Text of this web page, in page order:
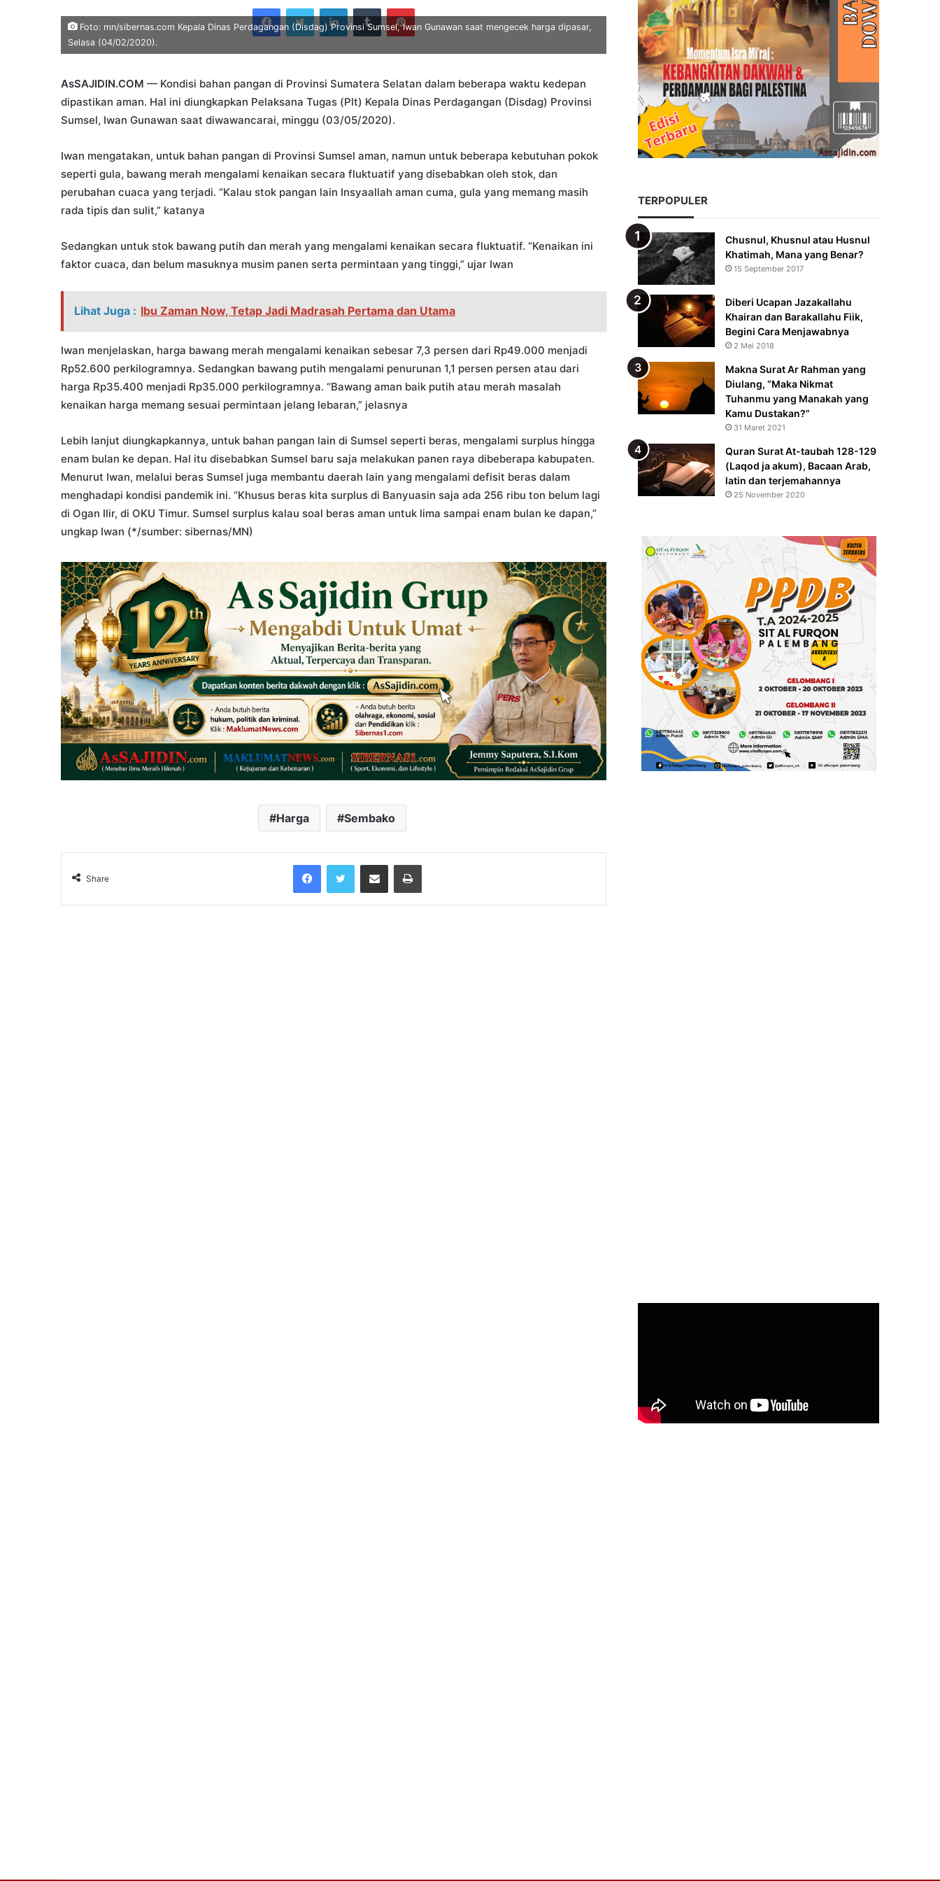
email
FacebookTwitterLinkedInTumblrPinterest
Foto: mn/sibernas.com Kepala Dinas Perdagangan (Disdag) Provinsi Sumsel, Iwan Gunawan saat mengecek harga dipasar,
Selasa (04/02/2020).
AsSAJIDIN.COM — Kondisi bahan pangan di Provinsi Sumatera Selatan dalam beberapa waktu kedepan
dipastikan aman. Hal ini diungkapkan Pelaksana Tugas (Plt) Kepala Dinas Perdagangan (Disdag) Provinsi
Sumsel, Iwan Gunawan saat diwawancarai, minggu (03/05/2020).
Iwan mengatakan, untuk bahan pangan di Provinsi Sumsel aman, namun untuk beberapa kebutuhan pokok
seperti gula, bawang merah mengalami kenaikan secara fluktuatif yang disebabkan oleh stok, dan
perubahan cuaca yang terjadi. “Kalau stok pangan lain Insyaallah aman cuma, gula yang memang masih
rada tipis dan sulit,” katanya
Sedangkan untuk stok bawang putih dan merah yang mengalami kenaikan secara fluktuatif. “Kenaikan ini
faktor cuaca, dan belum masuknya musim panen serta permintaan yang tinggi,” ujar Iwan
Lihat Juga : Ibu Zaman Now, Tetap Jadi Madrasah Pertama dan Utama
Iwan menjelaskan, harga bawang merah mengalami kenaikan sebesar 7,3 persen dari Rp49.000 menjadi
Rp52.600 perkilogramnya. Sedangkan bawang putih mengalami penurunan 1,1 persen persen atau dari
harga Rp35.400 menjadi Rp35.000 perkilogramnya. “Bawang aman baik putih atau merah masalah
kenaikan harga memang sesuai permintaan jelang lebaran,” jelasnya
Lebih lanjut diungkapkannya, untuk bahan pangan lain di Sumsel seperti beras, mengalami surplus hingga
enam bulan ke depan. Hal itu disebabkan Sumsel baru saja melakukan panen raya dibeberapa kabupaten.
Menurut Iwan, melalui beras Sumsel juga membantu daerah lain yang mengalami defisit beras dalam
menghadapi kondisi pandemik ini. “Khusus beras kita surplus di Banyuasin saja ada 256 ribu ton belum lagi
di Ogan Ilir, di OKU Timur. Sumsel surplus kalau soal beras aman untuk lima sampai enam bulan ke dapan,”
ungkap Iwan (*/sumber: sibernas/MN)
Harga Sembako
Share
FacebookTwitterShare via Email Print
TERPOPULER
Chusnul, Khusnul atau Husnul
Khatimah, Mana yang Benar?
15 September 2017
Diberi Ucapan Jazakallahu
Khairan dan Barakallahu Fiik,
Begini Cara Menjawabnya
2 Mei 2018
Makna Surat Ar Rahman yang
Diulang, “Maka Nikmat
Tuhanmu yang Manakah yang
Kamu Dustakan?”
31 Maret 2021
Quran Surat At-taubah 128-129
(Laqod ja akum), Bacaan Arab,
latin dan terjemahannya
25 November 2020